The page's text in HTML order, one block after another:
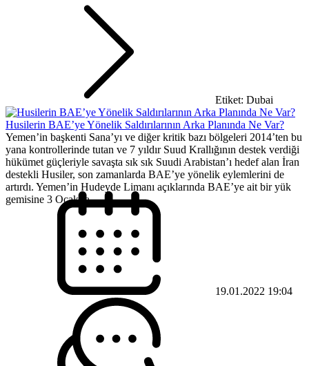
Etiket: Dubai
Husilerin BAE’ye Yönelik Saldırılarının Arka Planında Ne Var?
Yemen’in başkenti Sana’yı ve diğer kritik bazı bölgeleri 2014’ten bu
yana kontrollerinde tutan ve 7 yıldır Suud Krallığının destek verdiği
hükümet güçleriyle savaşta sık sık Suudi Arabistan’ı hedef alan İran
destekli Husiler, son zamanlarda BAE’ye yönelik eylemlerini de
artırdı. Yemen’in Hudeyde Limanı açıklarında BAE’ye ait bir yük
gemisine 3 Ocak’ta...
19.01.2022 19:04